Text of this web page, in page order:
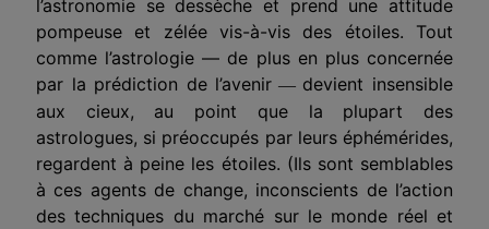
l’astronomie se dessèche et prend une attitude
pompeuse et zélée vis-à-vis des étoiles. Tout
comme l’astrologie — de plus en plus concernée
par la prédiction de l’avenir — devient insensible
aux cieux, au point que la plupart des
astrologues, si préoccupés par leurs éphémérides,
regardent à peine les étoiles. (Ils sont semblables
à ces agents de change, inconscients de l’action
des techniques du marché sur le monde réel et